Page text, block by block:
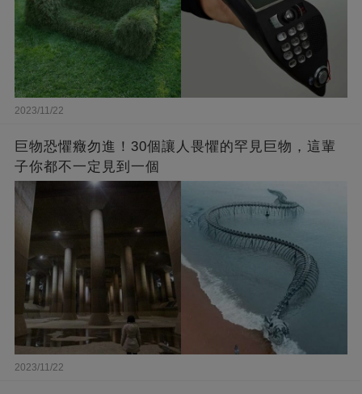
2023/11/22
巨物恐懼癥勿進！30個讓人畏懼的罕見巨物，這輩
子你都不一定見到一個
2023/11/22